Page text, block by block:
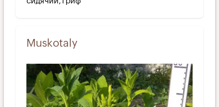
Muskotaly